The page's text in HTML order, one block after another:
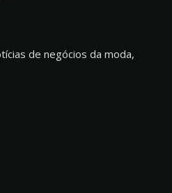
de negócios da moda,